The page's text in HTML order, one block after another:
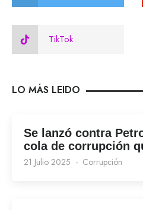
TikTok
LO MÁS LEIDO
Se lanzó contra
cola de corrupción
21 Julio 2025 Corrupción